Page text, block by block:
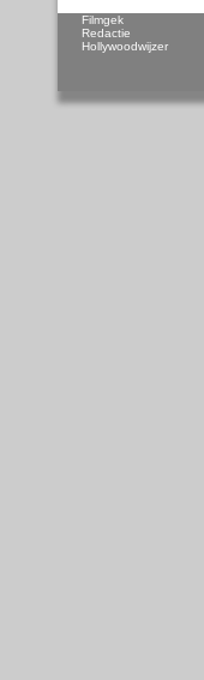
Filmgek
Redactie
Hollywoodwijzer